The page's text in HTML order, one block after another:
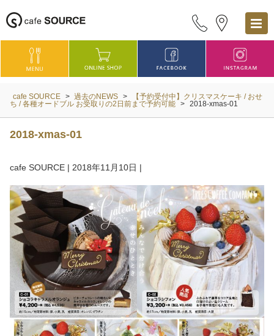
cafe SOURCE > 過去のNEWS >
【予約受付中】クリスマスケーキ / おせ
ち / 各種オードブル お受取りの2日前まで予約可能 > 2018-xmas-01
2018-xmas-01
cafe SOURCE | 2018年11月10日 |